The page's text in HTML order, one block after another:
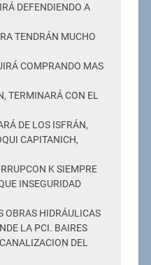
DEFENDIENDO A
TENDRÁN MUCHO
COMPRANDO MAS
TERMINARÁ CON EL
DE LOS ISFRÁN,
CAPITANICH,
K SIEMPRE
INSEGURIDAD
OBRAS HIDRÁULICAS
LA PCI. BAIRES
DEL